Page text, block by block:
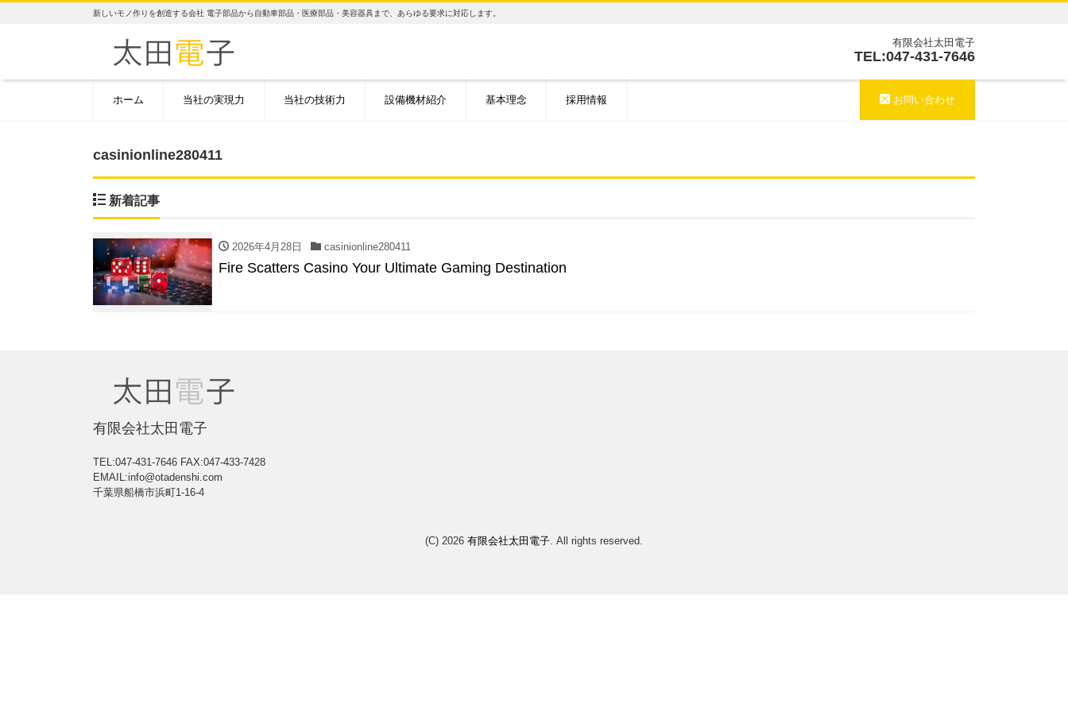
新しいモノ作りを創造する会社 電子部品から自動車部品・医療部品・美容器具まで、あらゆる要求に対応します。
有限会社太田電子
TEL:047-431-7646
ホーム 当社の実現力 当社の技術力 設備機材紹介 基本理念 採用情報 お問い合わせ
casinionline280411
新着記事
2026年4月28日 casinionline280411
Fire Scatters Casino Your Ultimate Gaming Destination
有限会社太田電子
TEL:047-431-7646 FAX:047-433-7428
EMAIL:info@otadenshi.com
千葉県船橋市浜町1-16-4
(C) 2026 有限会社太田電子. All rights reserved.